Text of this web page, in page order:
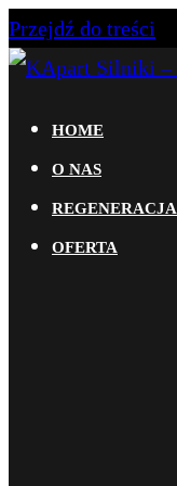
Przejdź do treści
KApart Silniki –
Dowiedz się
samochodów
do aut nawyższej
HOME
O NAS
OFERTA